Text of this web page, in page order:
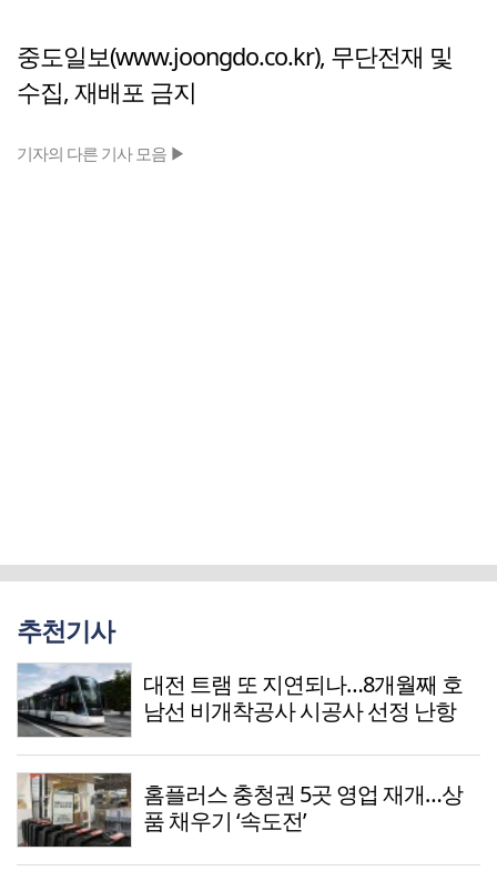
중도일보(www.joongdo.co.kr), 무단전재 및
수집, 재배포 금지
기자의 다른 기사 모음 ▶
추천기사
대전 트램 또 지연되나…8개월째 호
남선 비개착공사 시공사 선정 난항
홈플러스 충청권 5곳 영업 재개…상
품 채우기 ‘속도전’